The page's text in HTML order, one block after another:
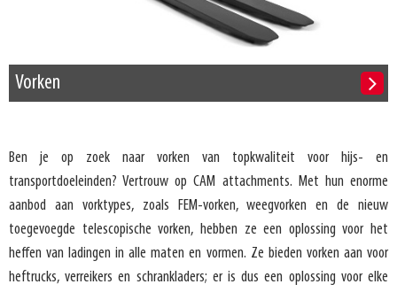
Vorken
Ben je op zoek naar vorken van topkwaliteit voor hijs- en
transportdoeleinden? Vertrouw op CAM attachments. Met hun enorme
aanbod aan vorktypes, zoals FEM-vorken, weegvorken en de nieuw
toegevoegde telescopische vorken, hebben ze een oplossing voor het
heffen van ladingen in alle maten en vormen. Ze bieden vorken aan voor
heftrucks, verreikers en schrankladers; er is dus een oplossing voor elke